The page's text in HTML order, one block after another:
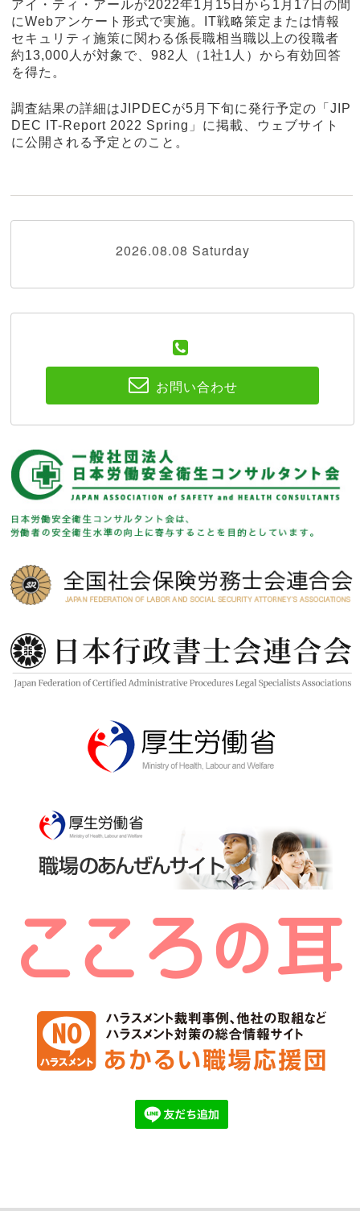
アイ・ティ・アールが2022年1月15日から1月17日の間
にWebアンケート形式で実施。IT戦略策定または情報
セキュリティ施策に関わる係長職相当職以上の役職者
約13,000人が対象で、982人（1社1人）から有効回答
を得た。
調査結果の詳細はJIPDECが5月下旬に発行予定の「JIP
DEC IT-Report 2022 Spring」に掲載、ウェブサイト
に公開される予定とのこと。
2026.08.08 Saturday
お問い合わせ